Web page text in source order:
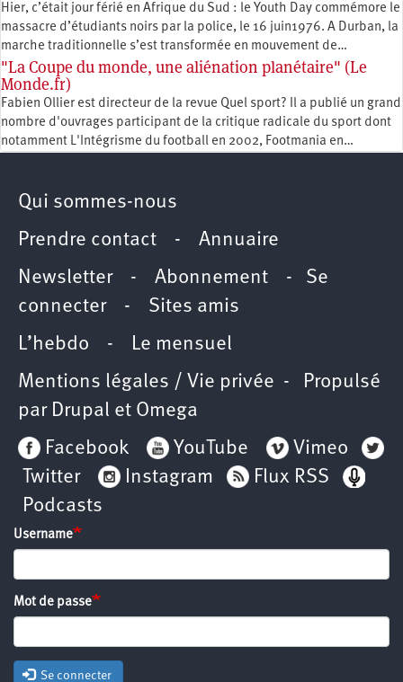
Hier, c’était jour férié en Afrique du Sud : le Youth Day commémore le
massacre d’étudiants noirs par la police, le 16 juin1976. A Durban, la
marche traditionnelle s’est transformée en mouvement de…
"La Coupe du monde, une aliénation planétaire" (Le
Monde.fr)
Fabien Ollier est directeur de la revue Quel sport? Il a publié un grand
nombre d'ouvrages participant de la critique radicale du sport dont
notamment L'Intégrisme du football en 2002, Footmania en…
Qui sommes-nous
Prendre contact - Annuaire
Newsletter - Abonnement - Se
connecter- Sites amis
L’hebdo - Le mensuel
Mentions légales / Vie privée - Propulsé
par Drupal et Omega
Facebook
YouTube
Vimeo
Twitter
Instagram
Flux RSS
Podcasts
Username
Mot de passe
Se connecter